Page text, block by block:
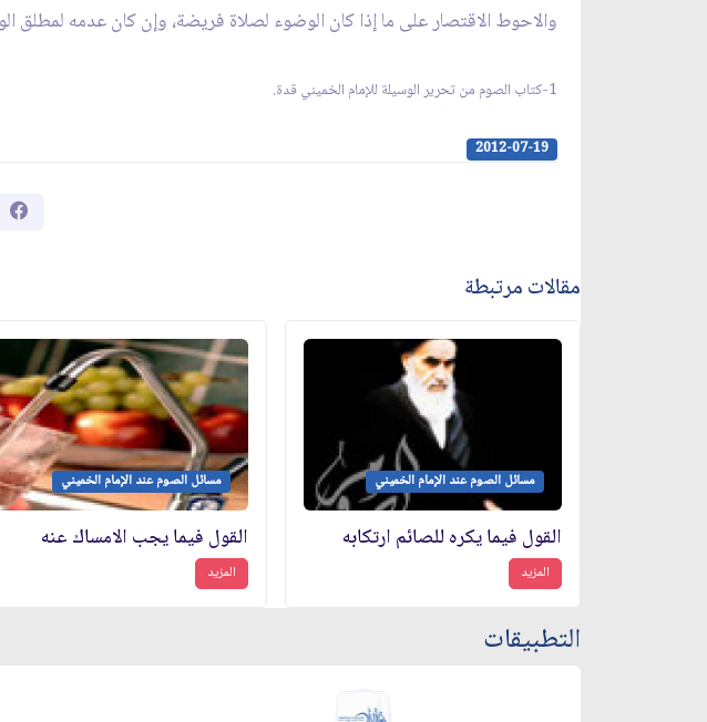
والاحوط الاقتصار على ما إذا كان الوضوء لصلاة فريضة، وإن كان عدمه لمطلق
1-كتاب الصوم من تحرير الوسيلة للإمام الخميني قدة.
2012-07-19
مقالات مرتبطة
مسائل الصوم عند الإمام الخميني
القول فيما يكره للصائم ارتكابه
المزيد
مسائل الصوم عند الإمام الخميني
القول فيما يجب الامساك عنه
المزيد
التطبيقات